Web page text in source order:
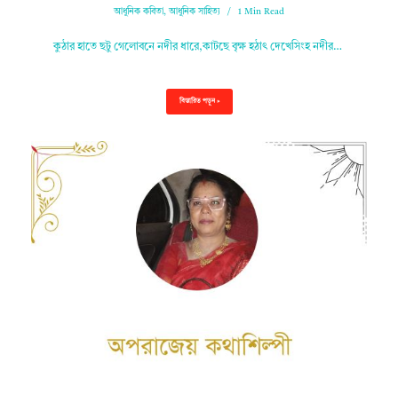
আধুনিক কবিতা,আধুনিক সাহিত্য 1 Min Read
কুঠার হাতে ছটু গেলোবনে নদীর ধারে,কাটছে বৃক্ষ হঠাৎ দেখেসিংহ নদীর…
বিস্তারিত পড়ুন »